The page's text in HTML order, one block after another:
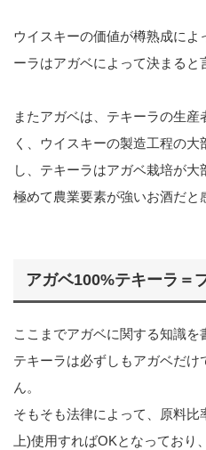
ウイスキーの価値が樽熟成に
ーラはアガベによって決まると
またアガベは、テキーラの生
く、ウイスキーの製造工程の
し、テキーラはアガベ栽培が
極めて農業要素が強いお酒だと
アガベ100%テキーラ＝
ここまでアガベに関する知識
テキーラは必ずしもアガベだ
ん。
そもそも法律によって、原料比
上)使用すればOKとなってお